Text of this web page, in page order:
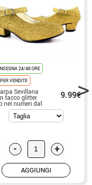
24/48 ORE
VENDITE
Sevillana
tacco glitter
nei numeri dal
al 41
9.99€
- +
AGGIUNGI